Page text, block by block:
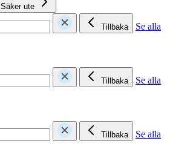
Säker ute
Tillbaka
Se alla
Tillbaka
Se alla
Tillbaka
Se alla